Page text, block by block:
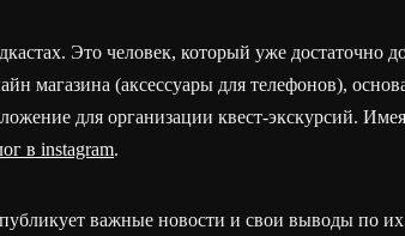
Это человек, который уже достаточно
магазина (аксессуары для телефонов),
для организации квест-экскурсий.
в instagram.
важные новости и свои выводы по